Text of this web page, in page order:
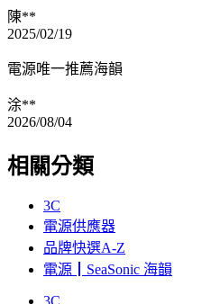
陳**
2025/02/19
電源唯一推薦海韻
涂**
2026/08/04
相關分類
3C
電源供應器
品牌快選A-Z
電源┃SeaSonic 海韻